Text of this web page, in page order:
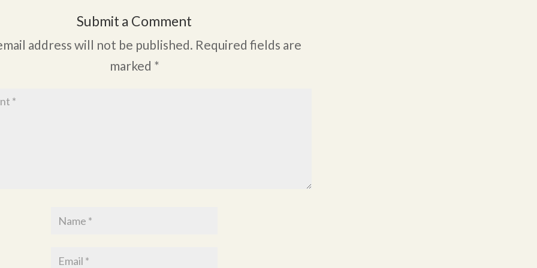
Submit a Comment
address will not be published. Required fields are
marked *